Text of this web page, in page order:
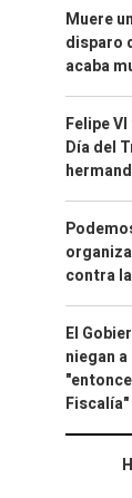
Muere
disparo
acaba
Felipe
Día del
contra
El
niegan
Fiscalía"